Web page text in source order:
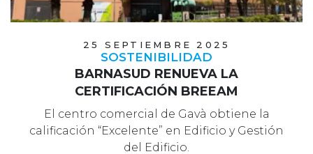
25 SEPTIEMBRE 2025
SOSTENIBILIDAD
BARNASUD RENUEVA LA
CERTIFICACIÓN BREEAM
El centro comercial de Gavà obtiene la
calificación “Excelente” en Edificio y Gestión
del Edificio.